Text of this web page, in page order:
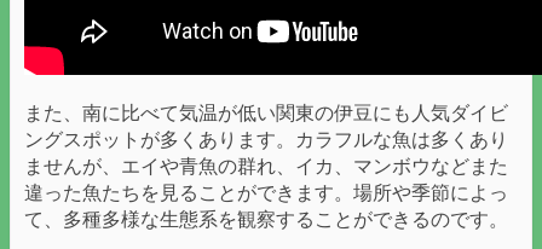
また、南に比べて気温が低い関東の伊豆にも人気ダイビ
ングスポットが多くあります。カラフルな魚は多くあり
ませんが、エイや青魚の群れ、イカ、マンボウなどまた
違った魚たちを見ることができます。場所や季節によっ
て、多種多様な生態系を観察することができるのです。